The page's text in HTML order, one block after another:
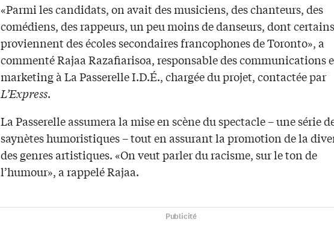
«Parmi les candidats, on avait des musiciens, des chanteurs, des
comédiens, des rappeurs, un peu moins de danseurs, dont certains
proviennent des écoles secondaires francophones de Toronto», a
commenté Rajaa Razafiarisoa, responsable des communications
marketing à La Passerelle I.D.É., chargée du projet, contactée par
L’Express.
La Passerelle assumera la mise en scène du spectacle – une série
saynètes humoristiques – tout en assurant la promotion de la
des genres artistiques. «On veut parler du racisme, sur le ton de
l’humour», a rappelé Rajaa.
Publicité